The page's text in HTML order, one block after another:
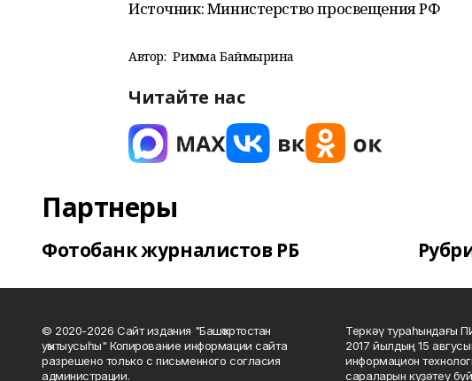
Источник: Министерство просвещения РФ
Автор: Римма Баймырҙина
Читайте нас
Партнеры
Фотобанк журналистов РБ
© 2020-2026 Сайт издания "Башҡортостан
уҡытыусыһы" Копирование информации сайта
разрешено только с письменного согласия
администрации.
Теркәү тураһындағы
2017 йылдың 15
информацион
сараларын күҙәтеү